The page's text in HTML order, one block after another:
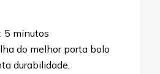
5 minutos
do melhor porta bolo
durabilidade,